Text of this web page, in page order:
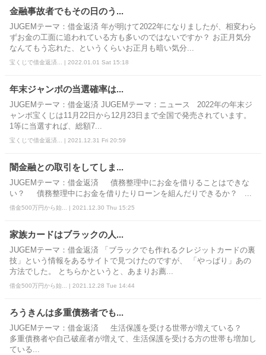
金融事故者でもその日のう...
JUGEMテーマ：借金返済 年が明けて2022年になりましたが、相変わら
ずお金の工面に追われている方も多いのではないですか？ お正月気分
なんてもう忘れた、というくらいお正月も暗い気分...
宝くじで借金返済... | 2022.01.01 Sat 15:18
年末ジャンボの当選確率は...
JUGEMテーマ：借金返済 JUGEMテーマ：ニュース 2022年の年末ジ
ャンボ宝くじは11月22日から12月23日まで全国で発売されています。
1等に当選すれば、総額7...
宝くじで借金返済... | 2021.12.31 Fri 20:59
闇金融との取引をしてしま...
JUGEMテーマ：借金返済 債務整理中にお金を借りることはできな
い？ 債務整理中にお金を借りたりローンを組んだりできるか？ ...
借金500万円から始... | 2021.12.30 Thu 15:25
家族カードはブラックの人...
JUGEMテーマ：借金返済 「ブラックでも作れるクレジットカードの裏
技」という情報をあるサイトで見つけたのですが、 「やっぱり」あの
方法でした。 とちらかというと、あまりお薦...
借金500万円から始... | 2021.12.28 Tue 14:44
ろうきんは多重債務者でも...
JUGEMテーマ：借金返済 生活保護を受ける世帯が増えている？
多重債務者や自己破産者が増えて、生活保護を受ける方の世帯も増加し
ている...